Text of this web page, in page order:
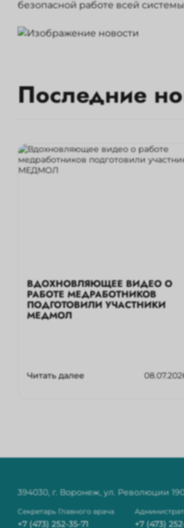
безопасной работе всей
Последние
ВДОХНОВЛЯЮЩЕЕ ВИДЕО О
РАБОТЕ МЕДРАБОТНИКОВ
ПОДГОТОВИЛИ УЧАСТНИКИ
МЕДМОЛ
Читать далее
394030, г. Воронеж, ул. Революции
Секретарь Главного врача
+7 (473) 252-35-71 +7 (473)